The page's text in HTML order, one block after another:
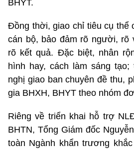
BHYT.
Đồng thời, giao chỉ tiêu cụ thể
cán bộ, bảo đảm rõ người, rõ
rõ kết quả. Đặc biệt, nhân
hình hay, cách làm sáng
nghị giao ban chuyên đề thu,
gia BHXH, BHYT theo nhóm
Riêng về triển khai hỗ trợ
BHTN, Tổng Giám đốc
toàn Ngành khẩn trương